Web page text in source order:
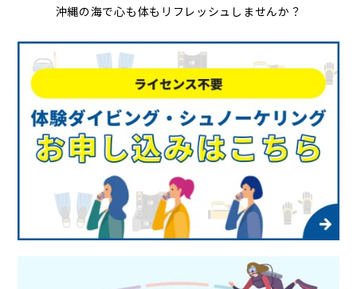
沖縄の海で心も体もリフレッシュしませんか？